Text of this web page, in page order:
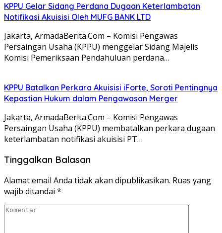
KPPU Gelar Sidang Perdana Dugaan Keterlambatan
Notifikasi Akuisisi Oleh MUFG BANK LTD
Jakarta, ArmadaBerita.Com – Komisi Pengawas
Persaingan Usaha (KPPU) menggelar Sidang Majelis
Komisi Pemeriksaan Pendahuluan perdana…
KPPU Batalkan Perkara Akuisisi iForte, Soroti Pentingnya
Kepastian Hukum dalam Pengawasan Merger
Jakarta, ArmadaBerita.Com – Komisi Pengawas
Persaingan Usaha (KPPU) membatalkan perkara dugaan
keterlambatan notifikasi akuisisi PT…
Tinggalkan Balasan
Alamat email Anda tidak akan dipublikasikan. Ruas yang
wajib ditandai *